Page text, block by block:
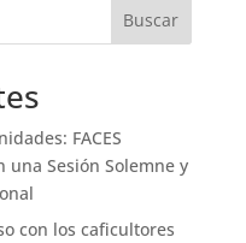
Buscar
FACES
Sesión Solemne y
con los caficultores